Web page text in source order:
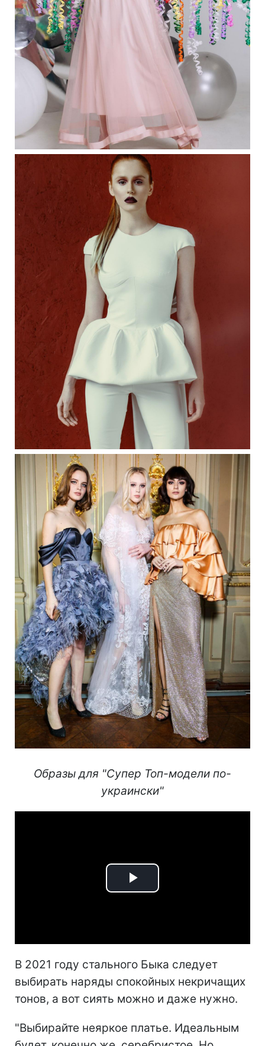
Образы для "Супер Топ-модели по-
украински"
Play
В 2021 году стального Быка следует
выбирать наряды спокойных некричащих
тонов, а вот сиять можно и даже нужно.
"Выбирайте неяркое платье. Идеальным